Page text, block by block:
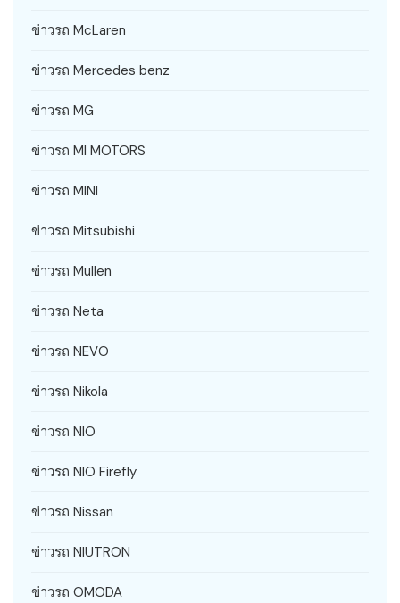
ข่าวรถ McLaren
ข่าวรถ Mercedes benz
ข่าวรถ MG
ข่าวรถ MI MOTORS
ข่าวรถ MINI
ข่าวรถ Mitsubishi
ข่าวรถ Mullen
ข่าวรถ Neta
ข่าวรถ NEVO
ข่าวรถ Nikola
ข่าวรถ NIO
ข่าวรถ NIO Firefly
ข่าวรถ Nissan
ข่าวรถ NIUTRON
ข่าวรถ OMODA